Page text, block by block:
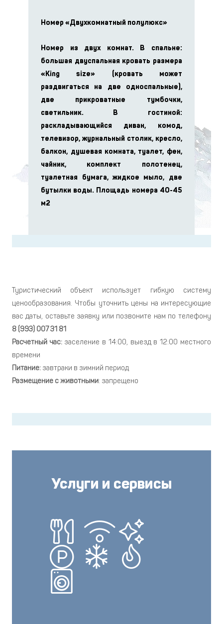
Номер «Двухкомнатный полулюкс»
Номер из двух комнат. В спальне:
большая двуспальная кровать размера
«King size» (кровать может
раздвигаться на две односпальные),
две прикроватные тумбочки,
светильник. В гостиной:
раскладывающийся диван, комод,
телевизор, журнальный столик, кресло,
балкон, душевая комната, туалет, фен,
чайник, комплект полотенец,
туалетная бумага, жидкое мыло, две
бутылки воды. Площадь номера 40-45
м2
Туристический объект использует гибкую систему
ценообразования. Чтобы уточнить цены на интересующие
вас даты, оставьте заявку или позвоните нам по телефону
8 (993) 007 31 81
Расчетный час:заселение в 14:00, выезд в 12:00 местного
времени
Питание: завтраки в зимний период
Размещение с животными: запрещено
Услуги и сервисы